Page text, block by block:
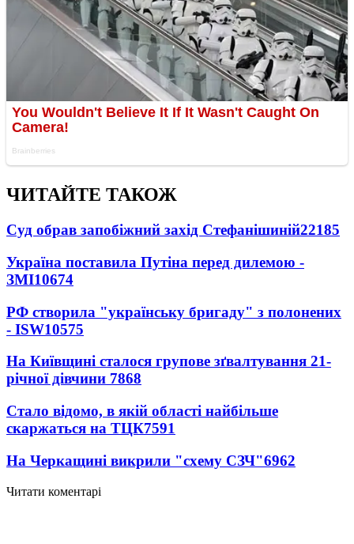
ЧИТАЙТЕ ТАКОЖ
Суд обрав запобіжний захід Стефанішиній22185
Україна поставила Путіна перед дилемою -
ЗМІ10674
РФ створила "українську бригаду" з полонених
- ISW10575
На Київщині сталося групове зґвалтування 21-
річної дівчини 7868
Стало відомо, в якій області найбільше
скаржаться на ТЦК7591
На Черкащині викрили "схему СЗЧ"6962
Читати коментарі